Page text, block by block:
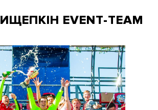
EVENT-TEAM